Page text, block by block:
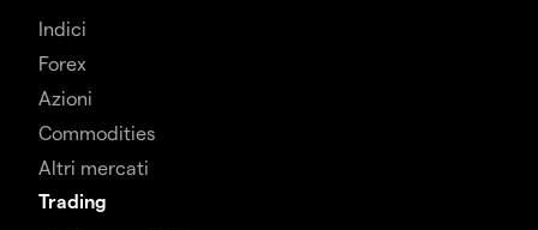
Indici
Forex
Azioni
Commodities
Altri mercati
Trading